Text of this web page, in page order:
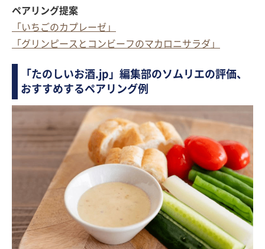
ペアリング提案
「いちごのカプレーゼ」
「グリンピースとコンビーフのマカロニサラダ」
「たのしいお酒.jp」編集部のソムリエの評価、
おすすめするペアリング例